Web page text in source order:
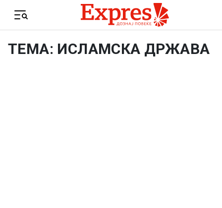
Menu
ТЕМА: ИСЛАМСКА ДРЖАВА